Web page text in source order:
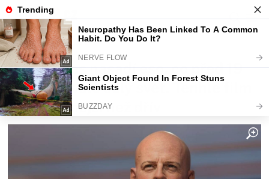
Fajntip.cz Magazín
Prima dnes nasadí eso, co před 19
lety šokovalo celý svět. Tenhle film
je aktuálnější než dřív